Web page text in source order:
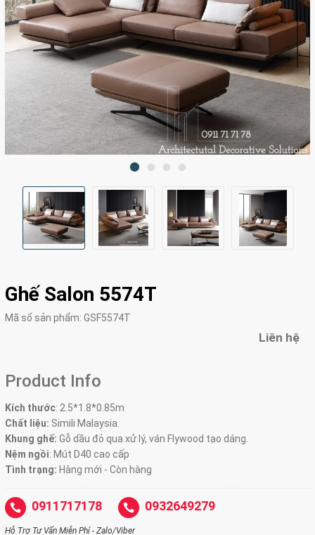
Ghế Salon 5574T
Mã số sản phẩm: GSF5574T
Liên hệ
Product Info
Kích thước: 2.5*1.8*0.85m
Chất liệu: Simili Malaysia.
Khung ghế: Gỗ dầu đỏ qua xử lý, ván Flywood tạo dáng.
Nệm ngồi: Mút D40 cao cấp
Tình trạng: Hàng mới - Còn hàng
0911717178 0932649279
Hỗ Trợ Tư Vấn Miễn Phí - Zalo/Viber